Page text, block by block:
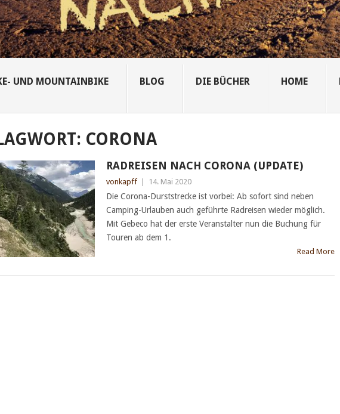
UND MOUNTAINBIKE BLOG DIE BÜCHER HOME
CORONA
RADREISEN NACH CORONA (UPDATE)
vonkapff 14. Mai 2020
Die Corona-Durststrecke ist vorbei: Ab sofort sind neben
Camping-Urlauben auch geführte Radreisen wieder möglich.
Mit Gebeco hat der erste Veranstalter nun die Buchung für
Touren ab dem 1.
Read More